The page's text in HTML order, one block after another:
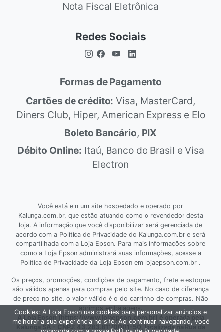
Nota Fiscal Eletrônica
Redes Sociais
Formas de Pagamento
Cartões de crédito: Visa, MasterCard,
Diners Club, Hiper, American Express e Elo
Boleto Bancário, PIX
Débito Online: Itaú, Banco do Brasil e Visa
Electron
Você está em um site hospedado e operado por
Kalunga.com.br, que estão atuando como o revendedor desta
loja. A informação que você disponibilizar será gerenciada de
acordo com a Política de Privacidade do Kalunga.com.br e será
compartilhada com a Loja Epson. Para mais informações sobre
como a Loja Epson administrará suas informações, acesse a
Política de Privacidade da Loja Epson em lojaepson.com.br .
Os preços, promoções, condições de pagamento, frete e estoque
são válidos apenas para compras pelo site. No caso de diferença
de preço no site, o valor válido é o do carrinho de compras. Não
abrimos embalagens.
A Loja Epson (https://www.lojaepson.com.br) é operada pela
Kalunga SA - CNPJ: 43.283.811/0001-50, localizada na Rua da
Cookies: A Loja Epson usa cookies para personalizar anúncios e
melhorar a sua experiência no site. Ao continuar navegando, você